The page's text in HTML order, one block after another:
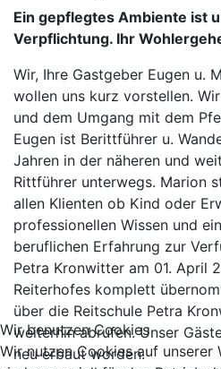
Ein gepflegtes Ambiente ist
Verpflichtung. Ihr
Wir, Ihre Gastgeber Eugen u.
wollen uns kurz vorstellen.
und dem Umgang mit dem
Eugen ist Berittführer u.
Jahren in der näheren und
Rittführer unterwegs. Marion
allen Klienten ob Kind oder
professionellen Wissen und
beruflichen Erfahrung zur
Petra Kronwitter am 01. April
Reiterhofes komplett
über die Reitschule Petra
weiterhin abrufen. Unser
neu erbaut worden.
Wir benutzen Cookies
Wir nutzen Cookies auf unserer